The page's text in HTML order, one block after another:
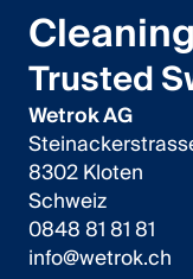
Trusted
Wetrok AG
8302 Kloten
Schweiz
0848 81 81 81
info@wetrok.ch